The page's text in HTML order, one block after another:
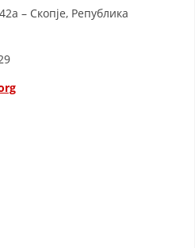
KRYQIT TË KUQ
НА ДВИЖЕЊЕТО
ТЕЛА
– Скопје, Република